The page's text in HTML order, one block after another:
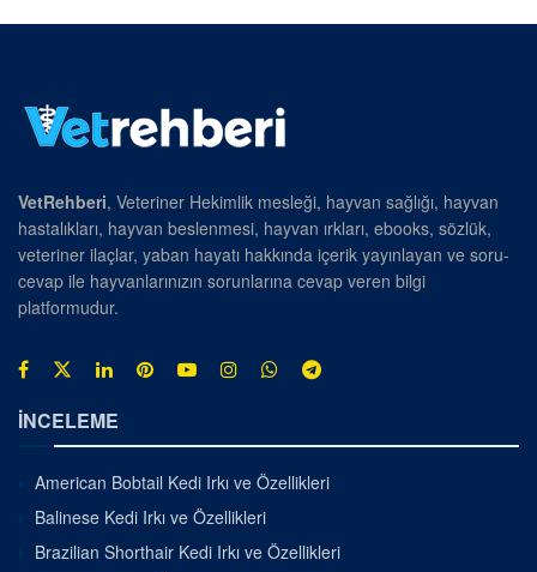
VetRehberi, Veteriner Hekimlik mesleği, hayvan sağlığı, hayvan
hastalıkları, hayvan beslenmesi, hayvan ırkları, ebooks, sözlük,
veteriner ilaçlar, yaban hayatı hakkında içerik yayınlayan ve soru-
cevap ile hayvanlarınızın sorunlarına cevap veren bilgi
platformudur.
İNCELEME
American Bobtail Kedi Irkı ve Özellikleri
Balinese Kedi Irkı ve Özellikleri
Brazilian Shorthair Kedi Irkı ve Özellikleri